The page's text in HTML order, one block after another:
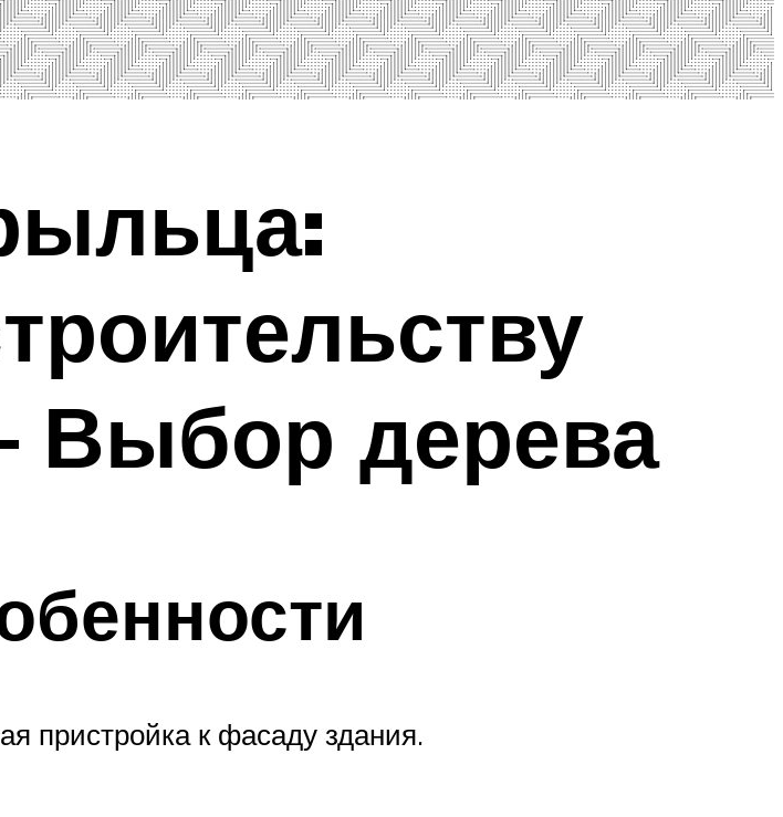
Выбор дерева
пристройка к фасаду здания.